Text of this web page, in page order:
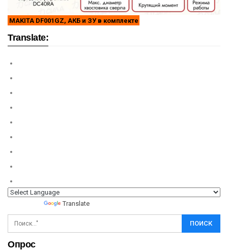
MAKITA DF001GZ, АКБ и ЗУ в комплекте
Translate:
Translate
Опрос